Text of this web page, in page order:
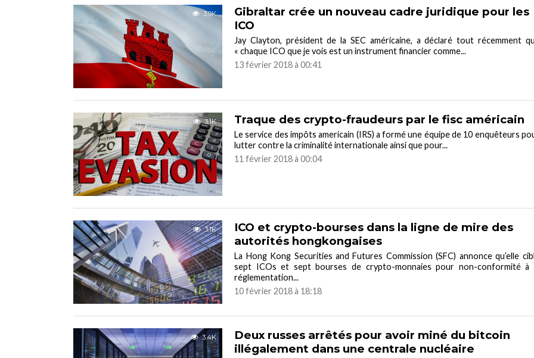
3.9K
Gibraltar crée un nouveau cadre juridique pour les
ICO
Jay Clayton, président de la SEC américaine, a déclaré tout récemment
« chaque ICO que je vois est un instrument financier comme...
13 février 2018 à 00:41
3.1K Traque des crypto-fraudeurs par le fisc américain
Le service des impôts americain (IRS) a formé une équipe de 10 enquêteurs
lutter contre la criminalité internationale ainsi que pour...
11 février 2018 à 00:04
3.1K
ICO et crypto-bourses dans la ligne de mire des
autorités hongkongaises
La Hong Kong Securities and Futures Commission (SFC) annonce qu’elle
sept ICOs et sept bourses de crypto-monnaies pour non-conformité à
réglementation...
10 février 2018 à 18:18
3.4K
Deux russes arrêtés pour avoir miné du bitcoin
illégalement dans une centrale nucléaire